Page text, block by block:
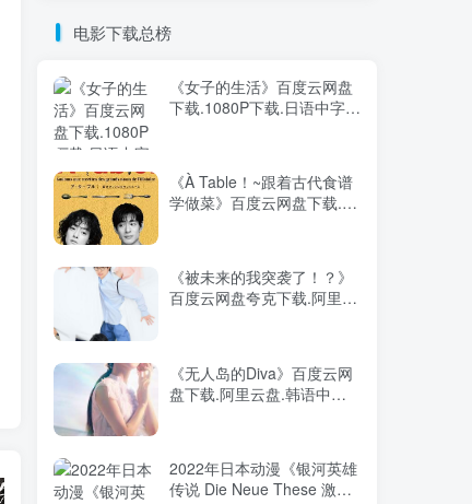
电影下载总榜
《女子的生活》百度云网盘
下载.1080P下载.日语中字.
《À Table！~跟着古代食谱
学做菜》百度云网盘下载.阿
《被未来的我突袭了！？》
百度云网盘夸克下载.阿里云
《无人岛的Diva》百度云网
盘下载.阿里云盘.韩语中字.
2022年日本动漫《银河英雄
传说 Die Neue These 激